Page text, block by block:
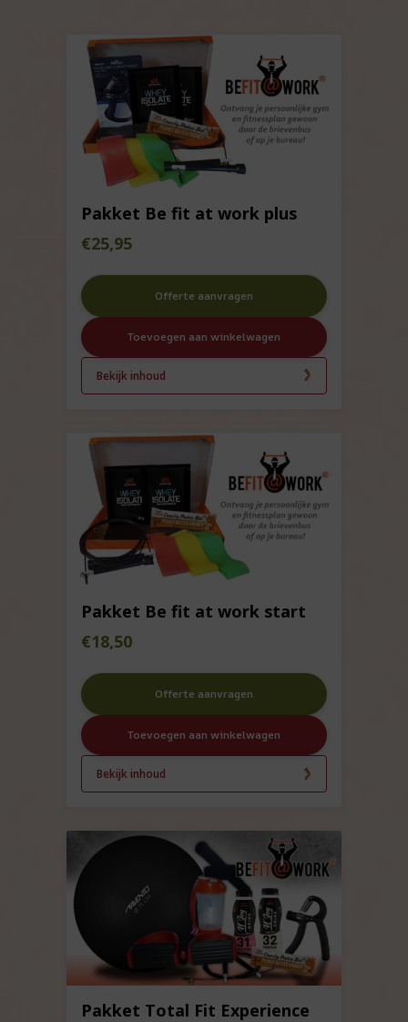
Pakket Be fit at work plus
€25,95
Offerte aanvragen
Toevoegen aan winkelwagen
Bekijk inhoud
Pakket Be fit at work start
€18,50
Offerte aanvragen
Toevoegen aan winkelwagen
Bekijk inhoud
Pakket Total Fit Experience